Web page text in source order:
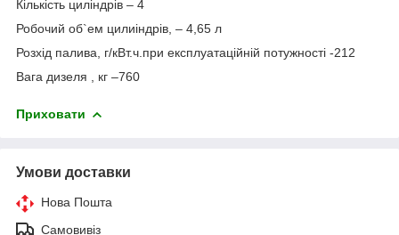
Кількість циліндрів – 4
Робочий об`ем цилиіндрів, – 4,65 л
Розхід палива, г/кВт.ч.при експлуатаційній потужності -212
Вага дизеля , кг –760
Приховати
Умови доставки
Нова Пошта
Самовивіз